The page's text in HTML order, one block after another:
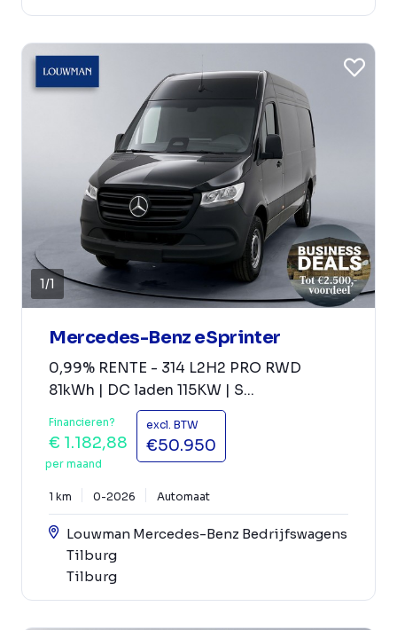
1/1
Mercedes-Benz eSprinter
0,99% RENTE - 314 L2H2 PRO RWD
81kWh | DC laden 115KW | S...
Financieren?
€ 1.182,88
per maand
excl. BTW
€50.950
1 km 0-2026 Automaat
Louwman Mercedes-Benz Bedrijfswagens
Tilburg
Tilburg